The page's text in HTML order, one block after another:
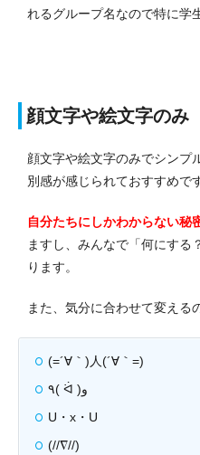
れるグループ名なので特に学
顔文字や絵文字のみ
顔文字や絵文字のみでシンプ
別感が感じられておすすめで
自分たちにしかわからない秘
ますし、みんなで「何にする
ります。
また、気分に合わせて変える
(=´∀｀)人(´∀｀=)
٩( ᐛ )و
U・x・U
(//∇//)